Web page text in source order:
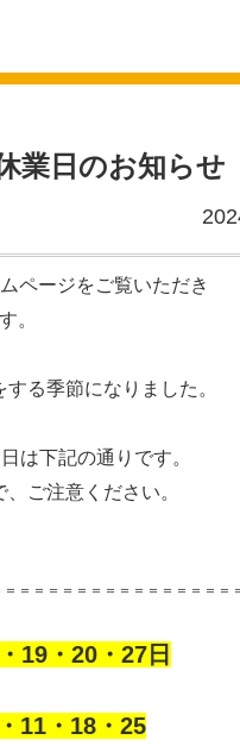
業日のお知らせ
ページをご覧いただき
。
る季節になりました。
は下記の通りです。
ご注意ください。
＝＝＝＝＝＝＝＝＝＝＝＝＝＝＝
19・20・27日
11・18・25